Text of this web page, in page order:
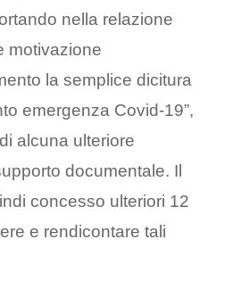
nella relazione
motivazione
la semplice dicitura
emergenza Covid-19”,
alcuna ulteriore
documentale. Il
concesso ulteriori 12
e rendicontare tali